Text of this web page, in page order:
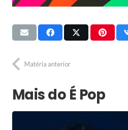
Matéria anterior
Mais do É Pop